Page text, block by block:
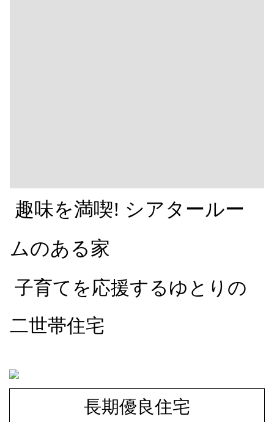
趣味を満喫! シアタールー
ムのある家
子育てを応援するゆとりの
二世帯住宅
長期優良住宅